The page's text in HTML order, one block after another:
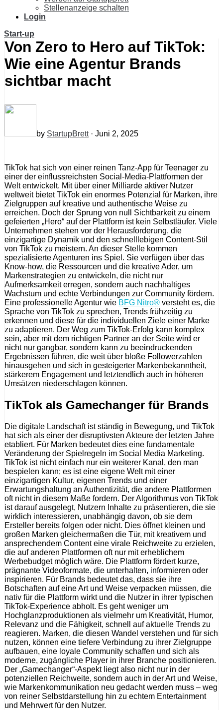
Stellenanzeige schalten
Login
Start-up
Von Zero to Hero auf TikTok:
Wie eine Agentur Brands
sichtbar macht
by StartupBrett· Juni 2, 2025
TikTok hat sich von einer reinen Tanz-App für Teenager zu
einer der einflussreichsten Social-Media-Plattformen der
Welt entwickelt. Mit über einer Milliarde aktiver Nutzer
weltweit bietet TikTok ein enormes Potenzial für Marken, ihre
Zielgruppen auf kreative und authentische Weise zu
erreichen. Doch der Sprung von null Sichtbarkeit zu einem
gefeierten „Hero“ auf der Plattform ist kein Selbstläufer. Viele
Unternehmen stehen vor der Herausforderung, die
einzigartige Dynamik und den schnelllebigen Content-Stil
von TikTok zu meistern. An dieser Stelle kommen
spezialisierte Agenturen ins Spiel. Sie verfügen über das
Know-how, die Ressourcen und die kreative Ader, um
Markenstrategien zu entwickeln, die nicht nur
Aufmerksamkeit erregen, sondern auch nachhaltiges
Wachstum und echte Verbindungen zur Community fördern.
Eine professionelle Agentur wie BFG Nitro® versteht es, die
Sprache von TikTok zu sprechen, Trends frühzeitig zu
erkennen und diese für die individuellen Ziele einer Marke
zu adaptieren. Der Weg zum TikTok-Erfolg kann komplex
sein, aber mit dem richtigen Partner an der Seite wird er
nicht nur gangbar, sondern kann zu beeindruckenden
Ergebnissen führen, die weit über bloße Followerzahlen
hinausgehen und sich in gesteigerter Markenbekanntheit,
stärkerem Engagement und letztendlich auch in höheren
Umsätzen niederschlagen können.
TikTok als Gamechanger für Brands
Die digitale Landschaft ist ständig in Bewegung, und TikTok
hat sich als einer der disruptivsten Akteure der letzten Jahre
etabliert. Für Marken bedeutet dies eine fundamentale
Veränderung der Spielregeln im Social Media Marketing.
TikTok ist nicht einfach nur ein weiterer Kanal, den man
bespielen kann; es ist eine eigene Welt mit einer
einzigartigen Kultur, eigenen Trends und einer
Erwartungshaltung an Authentizität, die andere Plattformen
oft nicht in diesem Maße fordern. Der Algorithmus von TikTok
ist darauf ausgelegt, Nutzern Inhalte zu präsentieren, die sie
wirklich interessieren, unabhängig davon, ob sie dem
Ersteller bereits folgen oder nicht. Dies öffnet kleinen und
großen Marken gleichermaßen die Tür, mit kreativem und
ansprechendem Content eine virale Reichweite zu erzielen,
die auf anderen Plattformen oft nur mit erheblichem
Werbebudget möglich wäre. Die Plattform fördert kurze,
prägnante Videoformate, die unterhalten, informieren oder
inspirieren. Für Brands bedeutet das, dass sie ihre
Botschaften auf eine Art und Weise verpacken müssen, die
nativ für die Plattform wirkt und die Nutzer in ihrer typischen
TikTok-Experience abholt. Es geht weniger um
Hochglanzproduktionen als vielmehr um Kreativität, Humor,
Relevanz und die Fähigkeit, schnell auf aktuelle Trends zu
reagieren. Marken, die diesen Wandel verstehen und für sich
nutzen, können eine tiefere Verbindung zu ihrer Zielgruppe
aufbauen, eine loyale Community schaffen und sich als
moderne, zugängliche Player in ihrer Branche positionieren.
Der „Gamechanger“-Aspekt liegt also nicht nur in der
potenziellen Reichweite, sondern auch in der Art und Weise,
wie Markenkommunikation neu gedacht werden muss – weg
von reiner Selbstdarstellung hin zu echtem Entertainment
und Mehrwert für den Nutzer.